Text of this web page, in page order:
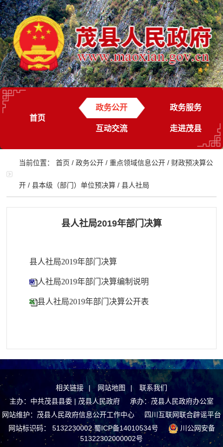
首页
政务公开 政务服务
互动交流 走进茂县
当前位置：首页 /政务公开 /重点领域信息公开 / 财政预决算公
开 /县本级（部门）单位预决算 /县人社局
县人社局2019年部门决算
县人社局2019年部门决算
人社局2019年部门决算编制说明
县人社局2019年部门决算公开表
相关链接 | 网站地图 |
联系我们
主办：中共茂县县委 | 茂县人民政府 承办：茂县人民政府办公室
网站维护：茂县人民政府信息公开工作中心四川互联网联合辟谣平台
网站标识码： 5132230002蜀ICP备14010534号
川公网安备
51322302000002号